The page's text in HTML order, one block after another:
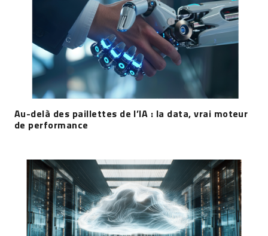
Au-delà des paillettes de l’IA : la data, vrai moteur
de performance